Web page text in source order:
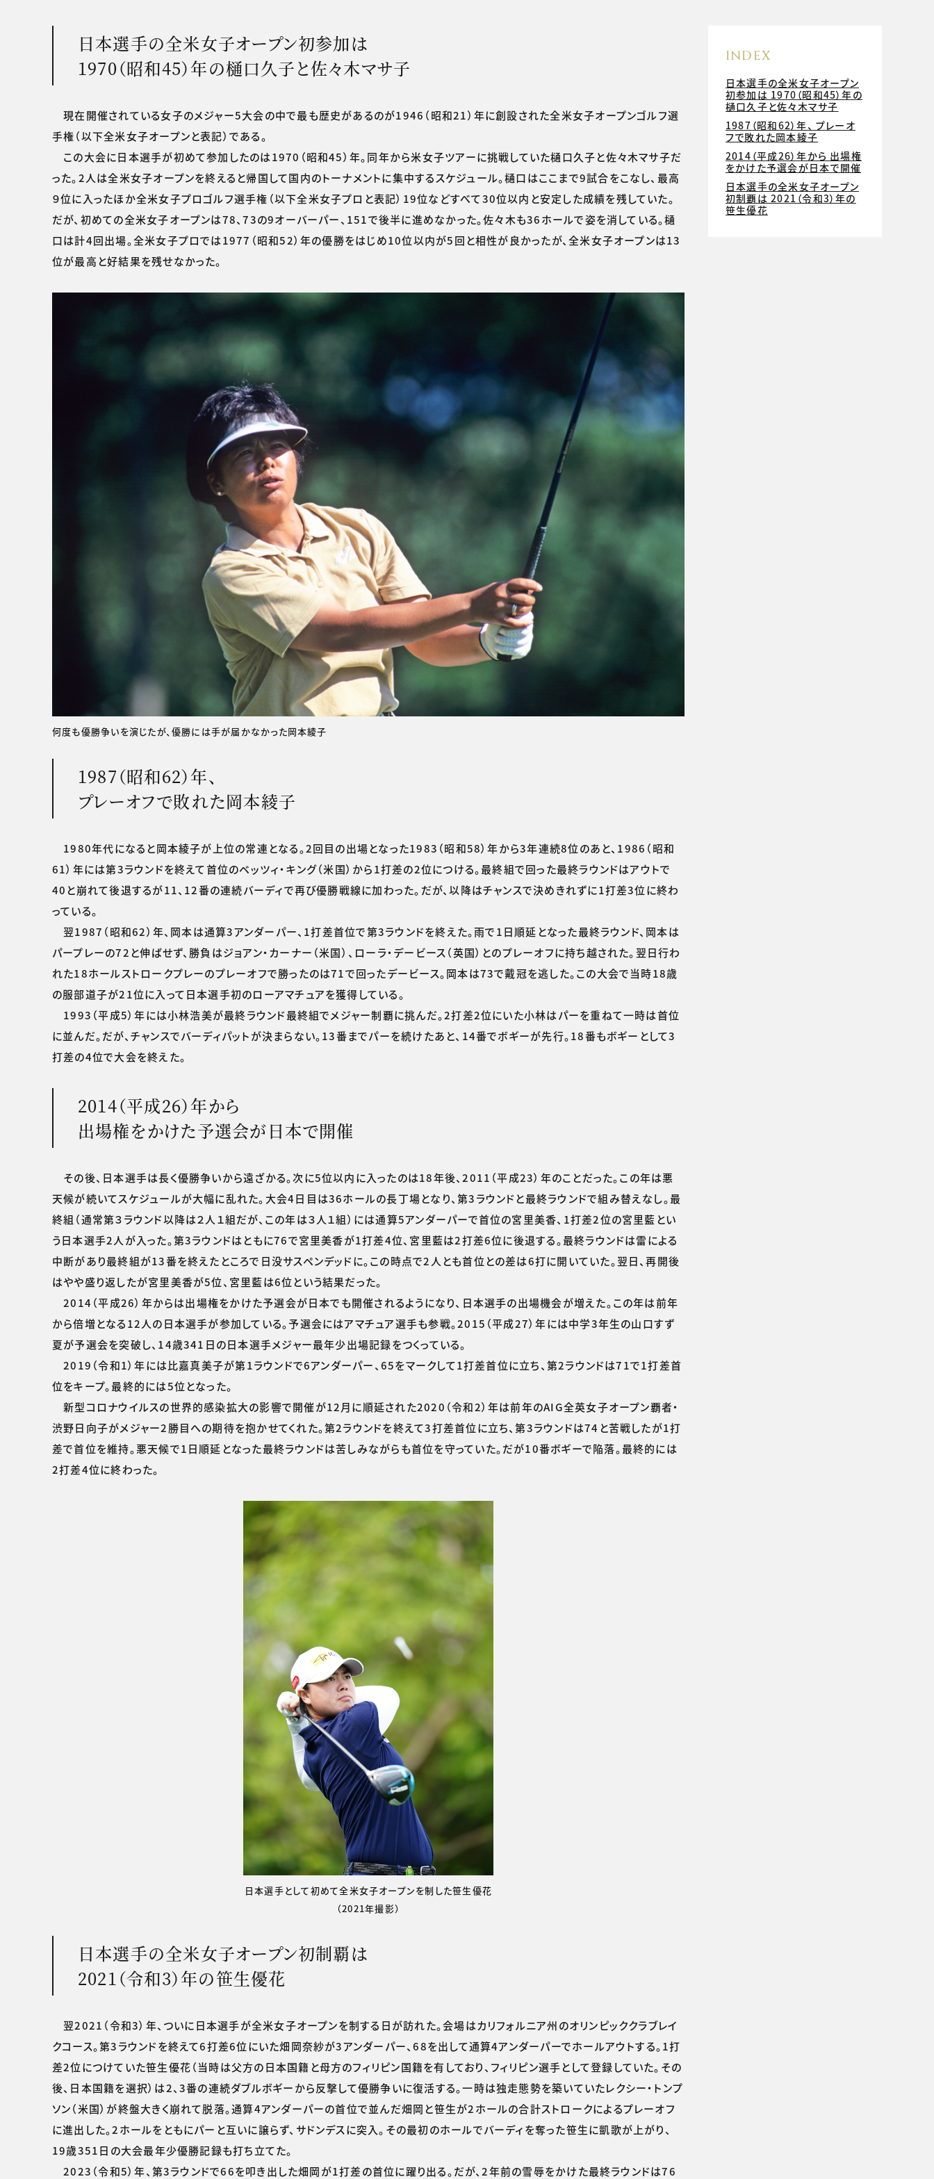
日本選手の全米女子オープン初参加は
1970（昭和45）年の樋口久子と佐々木マサ子
現在開催されている女子のメジャー5大会の中で最も歴史があるのが1946（昭和21）年に創設された全米女子オープンゴルフ選
手権（以下全米女子オープンと表記）である。
この大会に日本選手が初めて参加したのは1970（昭和45）年。同年から米女子ツアーに挑戦していた樋口久子と佐々木マサ子だ
った。2人は全米女子オープンを終えると帰国して国内のトーナメントに集中するスケジュール。樋口はここまで9試合をこなし、最高
９位に入ったほか全米女子プロゴルフ選手権（以下全米女子プロと表記）19位などすべて30位以内と安定した成績を残していた。
だが、初めての全米女子オープンは78、73の9オーバーパー、151で後半に進めなかった。佐々木も36ホールで姿を消している。樋
口は計4回出場。全米女子プロでは1977（昭和52）年の優勝をはじめ10位以内が5回と相性が良かったが、全米女子オープンは13
位が最高と好結果を残せなかった。
何度も優勝争いを演じたが、優勝には手が届かなかった岡本綾子
1987（昭和62）年、
プレーオフで敗れた岡本綾子
1980年代になると岡本綾子が上位の常連となる。2回目の出場となった1983（昭和58）年から3年連続8位のあと、1986（昭和
61）年には第3ラウンドを終えて首位のベッツィ・キング（米国）から1打差の2位につける。最終組で回った最終ラウンドはアウトで
40と崩れて後退するが11、12番の連続バーディで再び優勝戦線に加わった。だが、以降はチャンスで決めきれずに1打差3位に終わ
っている。
翌1987（昭和62）年、岡本は通算3アンダーパー、1打差首位で第3ラウンドを終えた。雨で1日順延となった最終ラウンド、岡本は
パープレーの72と伸ばせず、勝負はジョアン・カーナー（米国）、ローラ・デービース（英国）とのプレーオフに持ち越された。翌日行わ
れた18ホールストロークプレーのプレーオフで勝ったのは71で回ったデービース。岡本は73で戴冠を逃した。この大会で当時18歳
の服部道子が21位に入って日本選手初のローアマチュアを獲得している。
1993（平成5）年には小林浩美が最終ラウンド最終組でメジャー制覇に挑んだ。2打差2位にいた小林はパーを重ねて一時は首位
に並んだ。だが、チャンスでバーディパットが決まらない。13番までパーを続けたあと、14番でボギーが先行。18番もボギーとして3
打差の4位で大会を終えた。
2014（平成26）年から
出場権をかけた予選会が日本で開催
その後、日本選手は長く優勝争いから遠ざかる。次に5位以内に入ったのは18年後、2011（平成23）年のことだった。この年は悪
天候が続いてスケジュールが大幅に乱れた。大会4日目は36ホールの長丁場となり、第3ラウンドと最終ラウンドで組み替えなし。最
終組（通常第３ラウンド以降は２人１組だが、この年は３人１組）には通算5アンダーパーで首位の宮里美香、1打差2位の宮里藍とい
う日本選手2人が入った。第3ラウンドはともに76で宮里美香が1打差4位、宮里藍は2打差6位に後退する。最終ラウンドは雷による
中断があり最終組が13番を終えたところで日没サスペンデッドに。この時点で2人とも首位との差は6打に開いていた。翌日、再開後
はやや盛り返したが宮里美香が5位、宮里藍は6位という結果だった。
2014（平成26）年からは出場権をかけた予選会が日本でも開催されるようになり、日本選手の出場機会が増えた。この年は前年
から倍増となる12人の日本選手が参加している。予選会にはアマチュア選手も参戦。2015（平成27）年には中学3年生の山口すず
夏が予選会を突破し、14歳341日の日本選手メジャー最年少出場記録をつくっている。
2019（令和1）年には比嘉真美子が第1ラウンドで6アンダーパー、65をマークして1打差首位に立ち、第2ラウンドは71で1打差首
位をキープ。最終的には5位となった。
新型コロナウイルスの世界的感染拡大の影響で開催が12月に順延された2020（令和2）年は前年のAIG全英女子オープン覇者・
渋野日向子がメジャー2勝目への期待を抱かせてくれた。第2ラウンドを終えて3打差首位に立ち、第3ラウンドは74と苦戦したが1打
差で首位を維持。悪天候で1日順延となった最終ラウンドは苦しみながらも首位を守っていた。だが10番ボギーで陥落。最終的には
2打差4位に終わった。
日本選手として初めて全米女子オープンを制した笹生優花
（2021年撮影）
日本選手の全米女子オープン初制覇は
2021（令和3）年の笹生優花
翌2021（令和3）年、ついに日本選手が全米女子オープンを制する日が訪れた。会場はカリフォルニア州のオリンピッククラブレイ
クコース。第3ラウンドを終えて6打差6位にいた畑岡奈紗が3アンダーパー、68を出して通算4アンダーパーでホールアウトする。1打
差2位につけていた笹生優花（当時は父方の日本国籍と母方のフィリピン国籍を有しており、フィリピン選手として登録していた。その
後、日本国籍を選択）は2、3番の連続ダブルボギーから反撃して優勝争いに復活する。一時は独走態勢を築いていたレクシー・トンプ
ソン（米国）が終盤大きく崩れて脱落。通算4アンダーパーの首位で並んだ畑岡と笹生が2ホールの合計ストロークによるプレーオフ
に進出した。2ホールをともにパーと互いに譲らず、サドンデスに突入。その最初のホールでバーディを奪った笹生に凱歌が上がり、
19歳351日の大会最年少優勝記録も打ち立てた。
2023（令和5）年、第3ラウンドで66を叩き出した畑岡が1打差の首位に躍り出る。だが、2年前の雪辱をかけた最終ラウンドは76
INDEX
日本選手の全米女子オープン
初参加は 1970（昭和45）年の
樋口久子と佐々木マサ子
1987（昭和62）年、 プレーオ
フで敗れた岡本綾子
2014（平成26）年から 出場権
をかけた予選会が日本で開催
日本選手の全米女子オープン
初制覇は 2021（令和3）年の
笹生優花